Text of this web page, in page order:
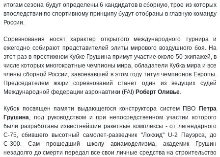
итогам сезона будут определены 6 кандидатов в сборную, трое из которых
впоследствии по спортивному принципу будут отобраны в главную команду
России.
Соревнования носят характер открытого международного турнира и
ежегодно собирают представителей элиты мирового воздушного боя. На
этот раз в престижном Кубке Грушина примут участие около 50 экипажей, в
числе которых многократные чемпионы мира, обладатели Кубка мира и все
члены сборной России, завоевавшей в этом году титул чемпионов Европы.
Председателем жюри соревнований станет один из ведущих судей
Международной федерации аэронавтики (FAI) Роберт Оливье.
Кубок посвящен памяти выдающегося конструктора систем ПВО
Петра
Грушина, под руководством и при непосредственном участии которого
были разработаны известнейшие ракетные комплексы - от легендарного
С-75, сбившего высотный самолет-разведчик "Локхид" U-2 Пауэрса, до
С-300. Сам прошедший школу авиамоделизма, академик Грушин
незадолго до смерти передал все свои личные средства на строительство